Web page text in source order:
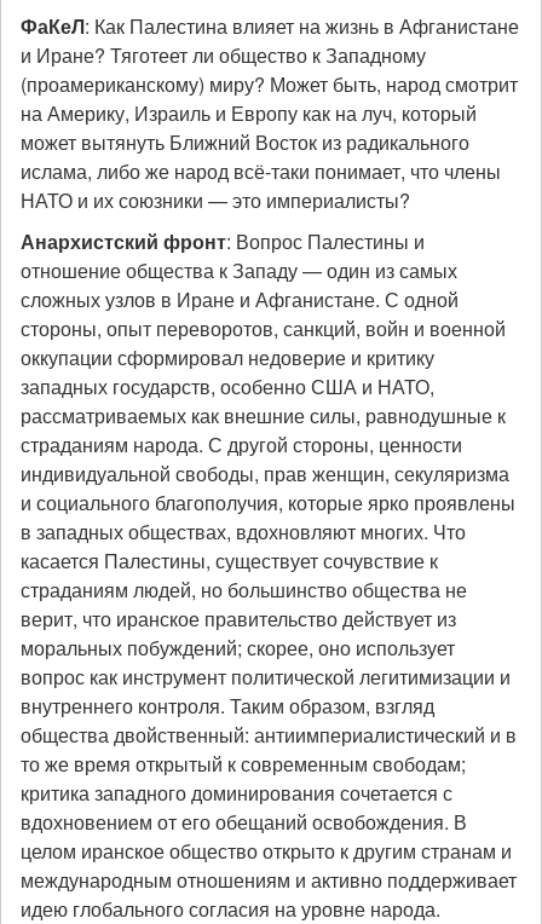
ФаКеЛ: Как Палестина влияет на жизнь в Афганистане
и Иране? Тяготеет ли общество к Западному
(проамериканскому) миру? Может быть, народ смотрит
на Америку, Израиль и Европу как на луч, который
может вытянуть Ближний Восток из радикального
ислама, либо же народ всё-таки понимает, что члены
НАТО и их союзники — это империалисты?
Анархистский фронт: Вопрос Палестины и
отношение общества к Западу — один из самых
сложных узлов в Иране и Афганистане. С одной
стороны, опыт переворотов, санкций, войн и военной
оккупации сформировал недоверие и критику
западных государств, особенно США и НАТО,
рассматриваемых как внешние силы, равнодушные к
страданиям народа. С другой стороны, ценности
индивидуальной свободы, прав женщин, секуляризма
и социального благополучия, которые ярко проявлены
в западных обществах, вдохновляют многих. Что
касается Палестины, существует сочувствие к
страданиям людей, но большинство общества не
верит, что иранское правительство действует из
моральных побуждений; скорее, оно использует
вопрос как инструмент политической легитимизации и
внутреннего контроля. Таким образом, взгляд
общества двойственный: антиимпериалистический и в
то же время открытый к современным свободам;
критика западного доминирования сочетается с
вдохновением от его обещаний освобождения. В
целом иранское общество открыто к другим странам и
международным отношениям и активно поддерживает
идею глобального согласия на уровне народа.